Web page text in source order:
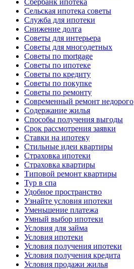
Сельская ипотека советы
Служба для ипотеки
Снижение долга
Советы для интерьера
Советы для многодетных
Советы по mortgage
Советы по ипотеке
Советы по кредиту
Советы по покупке
Советы по ремонту
Современный ремонт недорого
Содержание жилья
Способы получения выгоды
Срок рассмотрения заявки
Ставки на ипотеку
Стильные идеи квартиры
Страховка ипотеки
Страховка квартиры
Типовой ремонт квартиры
Тур в спа
Удобное пространство
Узнайте условия ипотеки
Уменьшение платежа
Умный выбор ипотеки
Условия для займа
Условия ипотеки
Условия получения ипотеки
Условия получения кредита
Условия продажи жилья